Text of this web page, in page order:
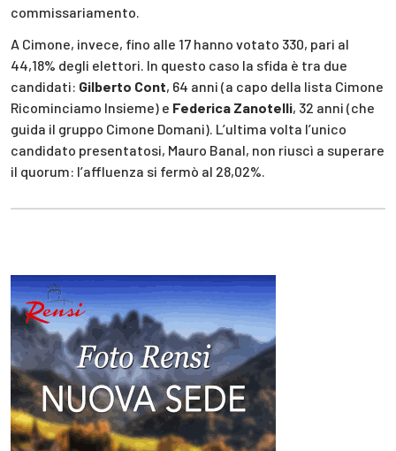
commissariamento.
A Cimone, invece, fino alle 17 hanno votato 330, pari al
44,18% degli elettori. In questo caso la sfida è tra due
candidati: Gilberto Cont, 64 anni (a capo della lista Cimone
Ricominciamo Insieme) e Federica Zanotelli, 32 anni (che
guida il gruppo Cimone Domani). L’ultima volta l’unico
candidato presentatosi, Mauro Banal, non riuscì a superare
il quorum: l’affluenza si fermò al 28,02%.